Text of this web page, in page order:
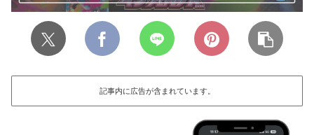
記事内に広告が含まれています。